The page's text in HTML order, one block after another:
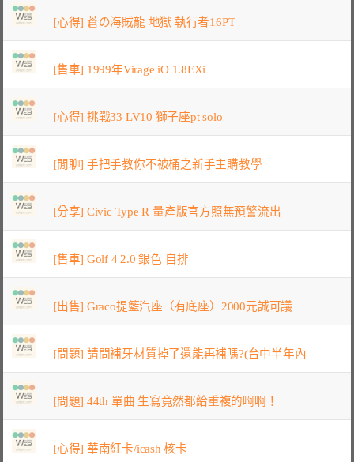
[心得] 蒼の海賊龍 地獄 執行者16PT
[售車] 1999年Virage iO 1.8EXi
[心得] 挑戰33 LV10 獅子座pt solo
[閒聊] 手把手教你不被桶之新手主購教學
[分享] Civic Type R 量產版官方照無預警流出
[售車] Golf 4 2.0 銀色 自排
[出售] Graco提籃汽座（有底座）2000元誠可議
[問題] 請問補牙材質掉了還能再補嗎?(台中半年內
[問題] 44th 單曲 生寫竟然都給重複的啊啊！
[心得] 華南紅卡/icash 核卡